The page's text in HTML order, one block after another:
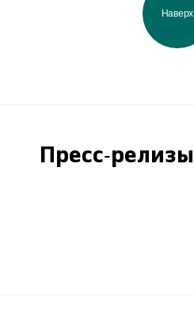
Наверх
Пресс-релизы